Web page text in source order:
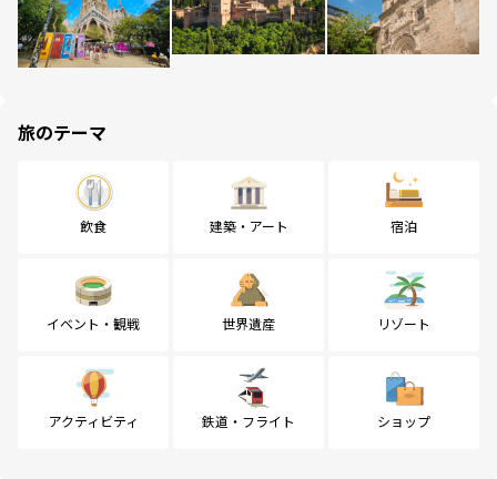
旅のテーマ
飲食 建築・アート 宿泊
イベント・観戦 世界遺産 リゾート
アクティビティ 鉄道・フライト ショップ